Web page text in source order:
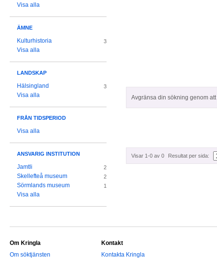
Avgränsa din sökning genom
Visar 1-0 av 0 Resultat per sida:
Visa alla
ÄMNE
Kulturhistoria 3
Visa alla
LANDSKAP
Hälsingland 3
Visa alla
FRÅN TIDSPERIOD
Visa alla
ANSVARIG INSTITUTION
Jamtli 2
Skellefteå museum 2
Sörmlands museum 1
Visa alla
Om Kringla
Om söktjänsten
Kontakt
Kontakta Kringla